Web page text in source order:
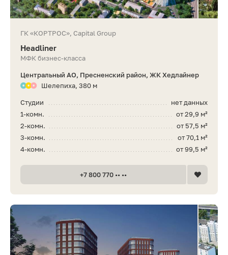
ГК «КОРТРОС», Capital Group
Headliner
МФК бизнес-класса
Центральный АО, Пресненский район, ЖК Хедлайнер
Шелепиха, 380 м
нет данных
Студии
от 29,9 м²
1-комн.
от 57,5 м²
2-комн.
от 70,1 м²
3-комн.
от 99,5 м²
4-комн.
+7 800 770 •• ••